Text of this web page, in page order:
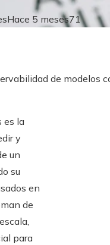
Hace 5 meses71
de modelos
es la
y
un
su
en
de
para